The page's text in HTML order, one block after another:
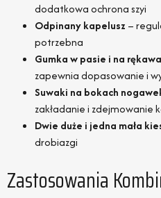
dodatkowa ochrona szyi
Odpinany kapelusz –
potrzebna
Gumka w pasie i na
zapewnia dopasowanie i
Suwaki na bokach
zakładanie i zdejmowanie
Dwie duże i jedna mała
drobiazgi
Zastosowania